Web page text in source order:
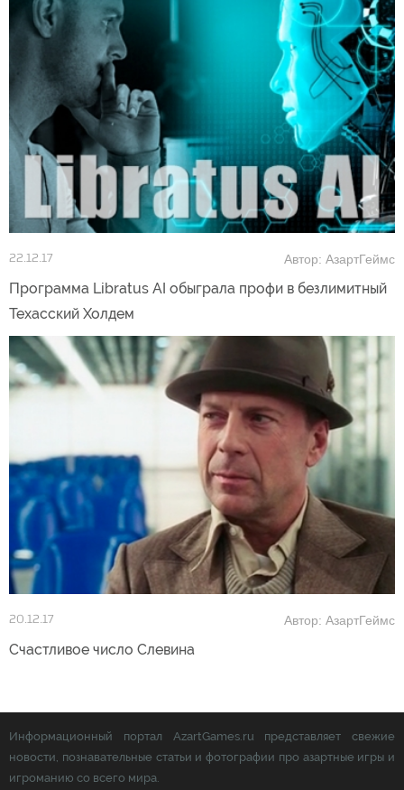
22.12.17 Автор: АзартГеймс
Программа Libratus AI обыграла профи в безлимитный
Техасский Холдем
20.12.17 Автор: АзартГеймс
Счастливое число Слевина
Информационный портал AzartGames.ru представляет свежие
новости, познавательные статьи и фотографии про азартные игры и
игроманию со всего мира.